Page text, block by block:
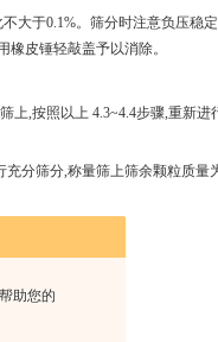
助您的
大于0.1%。筛分时注意负压稳
橡皮锤轻敲盖予以消除。
上,按照以上 4.3~4.4步骤,重新
分筛分,称量筛上筛余颗粒质量为